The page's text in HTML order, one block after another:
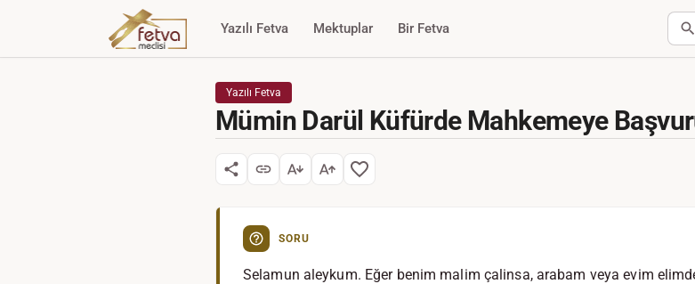
Yazılı Fetva Mektuplar Bir Fetva
Yazılı Fetva
Mümin Darül Küfürde Mahkemeye
SORU
Selamun aleykum. Eğer benim malim çalinsa, arabam veya evim